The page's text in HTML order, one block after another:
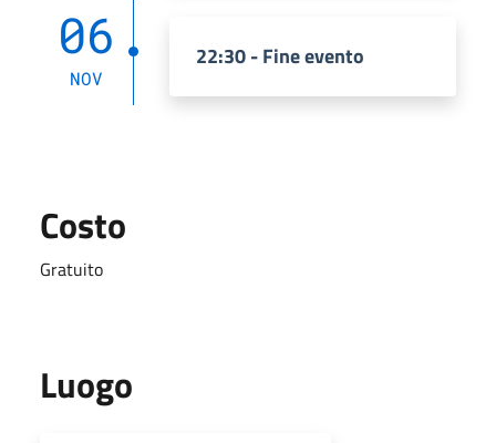
06
NOV
22:30 - Fine evento
Costo
Gratuito
Luogo